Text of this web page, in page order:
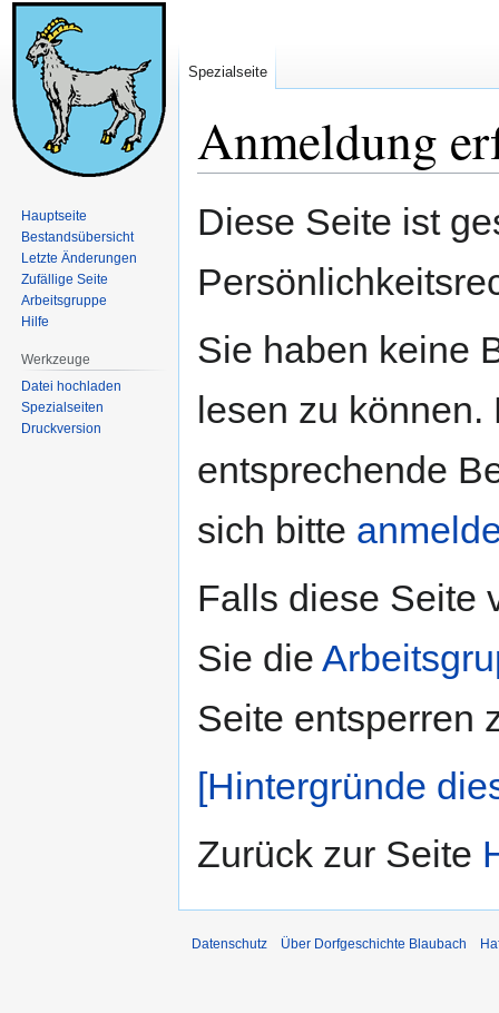
Anmeldung
Navigation
Suche
Diese Seite ist
Sie haben keine
lesen zu
entsprechende
sich bitte
Falls diese Seite
Sie die
Seite entsperren
[Hintergründe
Zurück zur Seite
Spezialseite
Hauptseite
Bestandsübersicht
Letzte Änderungen
Zufällige Seite
Arbeitsgruppe
Hilfe
Werkzeuge
Datei hochladen
Spezialseiten
Druckversion
Datenschutz Über Dorfgeschichte Blaubach